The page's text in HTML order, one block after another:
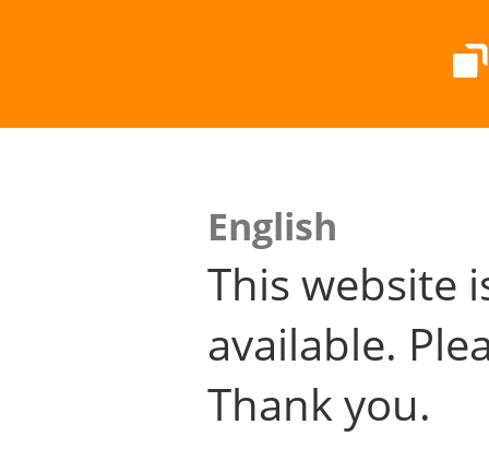
English
This website
available.
Thank you.